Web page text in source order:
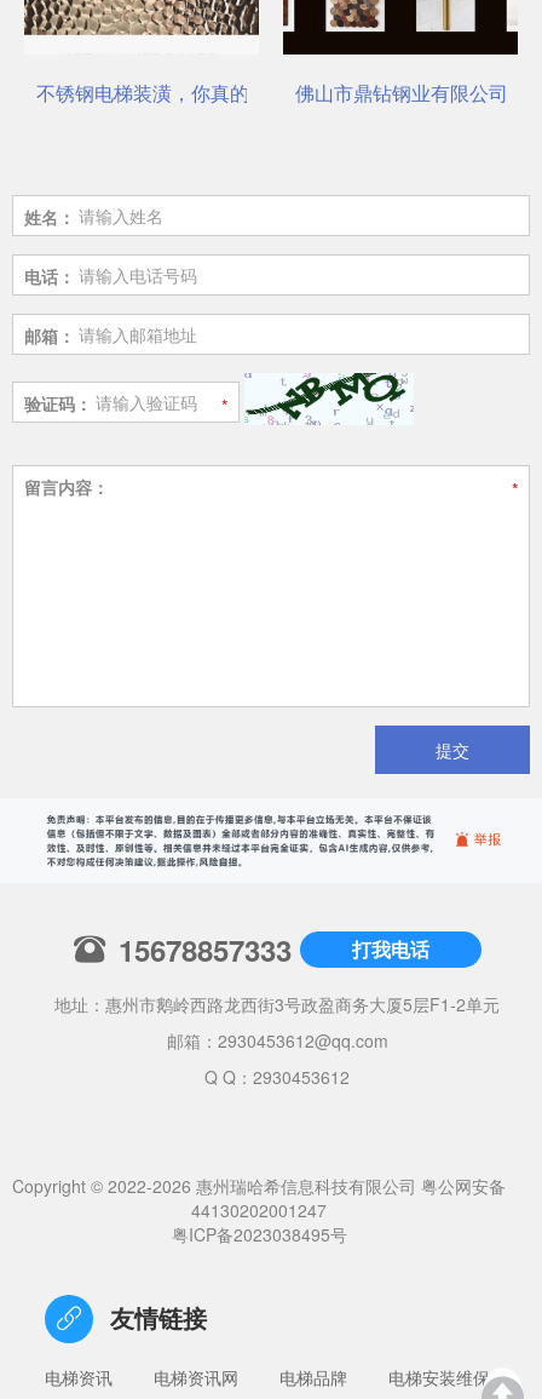
不锈钢电梯装潢，你真的选对了吗？佛山市鼎钻钢业有限公司，
姓名：
电话：
邮箱：
验证码：
留言内容：
提交
15678857333 打我电话
地址：惠州市鹅岭西路龙西街3号政盈商务大厦5层F1-2单元
邮箱： 2930453612@qq.com
Q Q：2930453612
Copyright © 2022-2026 惠州瑞哈希信息科技有限公司 粤公网安备
44130202001247
粤ICP备2023038495号
友情链接
电梯资讯 电梯资讯网 电梯品牌 电梯安装维保